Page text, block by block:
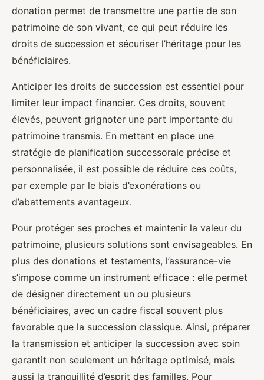
donation permet de transmettre une partie de son
patrimoine de son vivant, ce qui peut réduire les
droits de succession et sécuriser l’héritage pour les
bénéficiaires.
Anticiper les droits de succession est essentiel pour
limiter leur impact financier. Ces droits, souvent
élevés, peuvent grignoter une part importante du
patrimoine transmis. En mettant en place une
stratégie de planification successorale précise et
personnalisée, il est possible de réduire ces coûts,
par exemple par le biais d’exonérations ou
d’abattements avantageux.
Pour protéger ses proches et maintenir la valeur du
patrimoine, plusieurs solutions sont envisageables. En
plus des donations et testaments, l’assurance-vie
s’impose comme un instrument efficace : elle permet
de désigner directement un ou plusieurs
bénéficiaires, avec un cadre fiscal souvent plus
favorable que la succession classique. Ainsi, préparer
la transmission et anticiper la succession avec soin
garantit non seulement un héritage optimisé, mais
aussi la tranquillité d’esprit des familles. Pour